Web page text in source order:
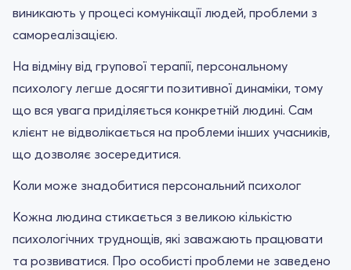
виникають у процесі комунікації людей, проблеми з
самореалізацією.
На відміну від групової терапії, персональному
психологу легше досягти позитивної динаміки, тому
що вся увага приділяється конкретній людині. Сам
клієнт не відволікається на проблеми інших учасників,
що дозволяє зосередитися.
Коли може знадобитися персональний психолог
Кожна людина стикається з великою кількістю
психологічних труднощів, які заважають працювати
та розвиватися. Про особисті проблеми не заведено